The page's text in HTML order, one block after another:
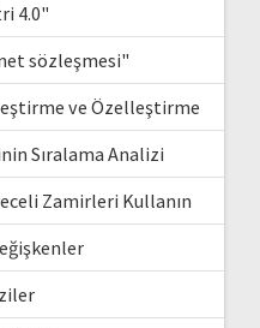
4.0"
sözleşmesi"
ve Özelleştirme
Sıralama Analizi
Zamirleri Kullanın